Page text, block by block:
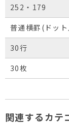
252・179
普通横罫(ドッ
30行
30枚
関連するカテ